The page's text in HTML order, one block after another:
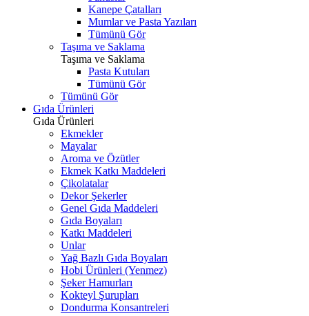
Kanepe Çatalları
Mumlar ve Pasta Yazıları
Tümünü Gör
Taşıma ve Saklama
Taşıma ve Saklama
Pasta Kutuları
Tümünü Gör
Tümünü Gör
Gıda Ürünleri
Gıda Ürünleri
Ekmekler
Mayalar
Aroma ve Özütler
Ekmek Katkı Maddeleri
Çikolatalar
Dekor Şekerler
Genel Gıda Maddeleri
Gıda Boyaları
Katkı Maddeleri
Unlar
Yağ Bazlı Gıda Boyaları
Hobi Ürünleri (Yenmez)
Şeker Hamurları
Kokteyl Şurupları
Dondurma Konsantreleri